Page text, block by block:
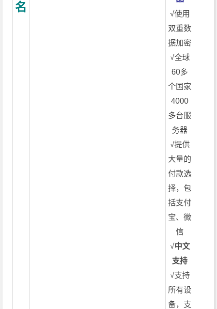
名
√使用
双重数
据加密
√全球
60多
个国家
4000
多台服
务器
√提供
大量的
付款选
择，包
括支付
宝、微
信
√中文
支持
√支持
所有设
备，支